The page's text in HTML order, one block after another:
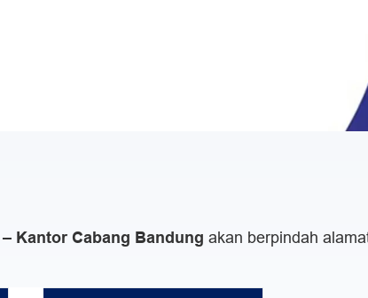
Kantor Cabang Bandung akan berpindah